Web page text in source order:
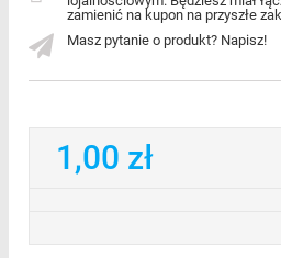
Masz pytanie o produkt? Napisz!
zamienić na kupon na przyszłe
1,00 zł